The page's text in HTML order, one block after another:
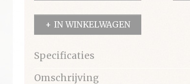
IN WINKELWAGEN
Specificaties
Productcode
Omschrijving